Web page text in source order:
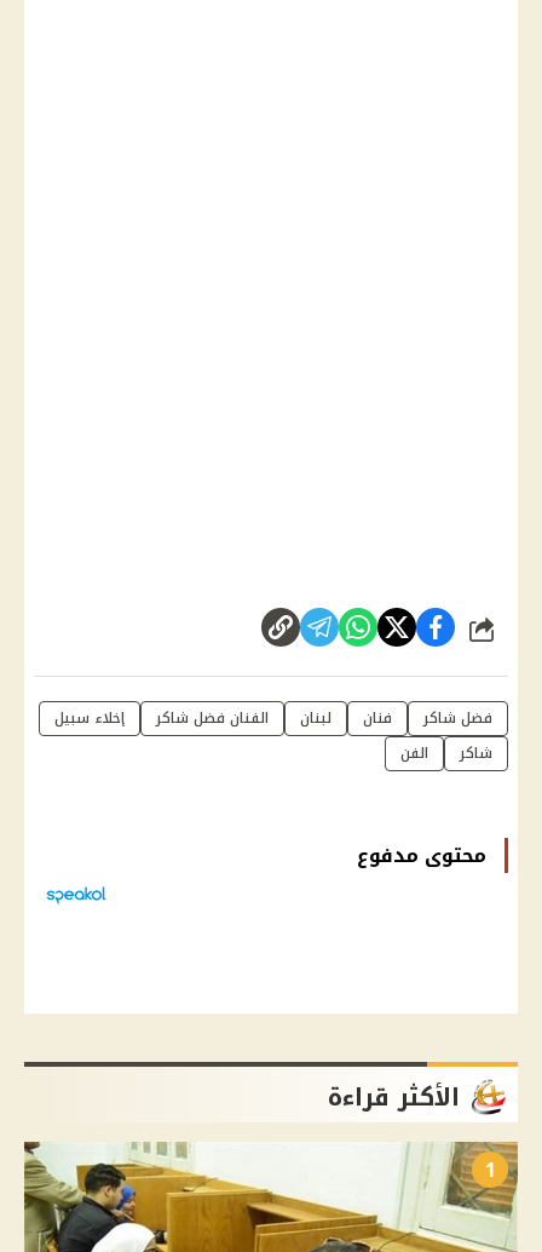
شارك
فضل شاكر فنان لبنان الفنان فضل شاكر
إخلاء سبيل
شاكر
الفن
محتوى مدفوع
الأكثر قراءة
1